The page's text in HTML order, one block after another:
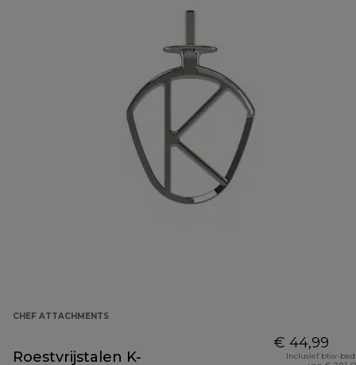
CHEF ATTACHMENTS
Roestvrijstalen K-
€ 44,99
Inclusief btw-